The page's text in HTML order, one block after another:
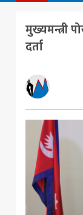
मुख्यमन्त्री
दर्ता